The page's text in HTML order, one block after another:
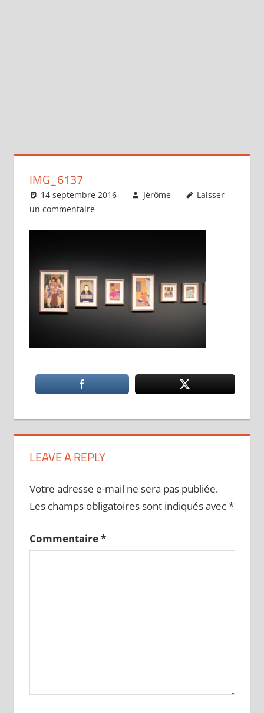
IMG_6137
14 septembre 2016 Jérôme
Laisser
un commentaire
LEAVE A REPLY
Votre adresse e-mail ne sera pas publiée.
Les champs obligatoires sont indiqués avec*
Commentaire*